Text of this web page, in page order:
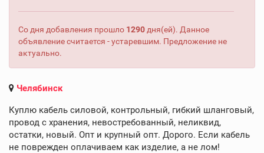
Со дня добавления прошло 1290 дня(ей). Данное
объявление считается - устаревшим. Предложение не
актуально.
Челябинск
Куплю кабель силовой, контрольный, гибкий шланговый,
провод с хранения, невостребованный, неликвид,
остатки, новый. Опт и крупный опт. Дорого. Если кабель
не поврежден оплачиваем как изделие, а не лом!